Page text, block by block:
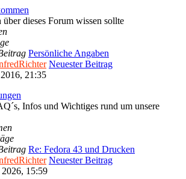
dieses Forum wissen sollte
Persönliche Angaben
Neuester Beitrag
21:35
Infos und Wichtiges rund um unsere
Re: Fedora 43 und Drucken
Neuester Beitrag
15:59